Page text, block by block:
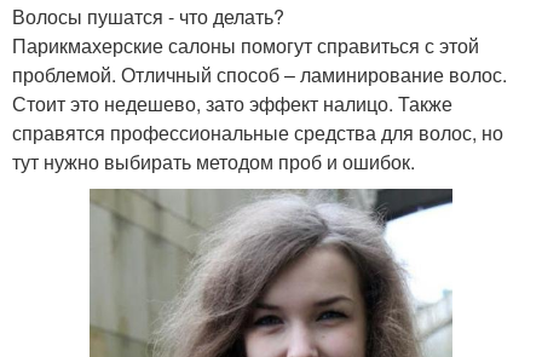
Волосы пушатся - что делать?
Парикмахерские салоны помогут справиться с этой
проблемой. Отличный способ – ламинирование волос.
Стоит это недешево, зато эффект налицо. Также
справятся профессиональные средства для волос, но
тут нужно выбирать методом проб и ошибок.